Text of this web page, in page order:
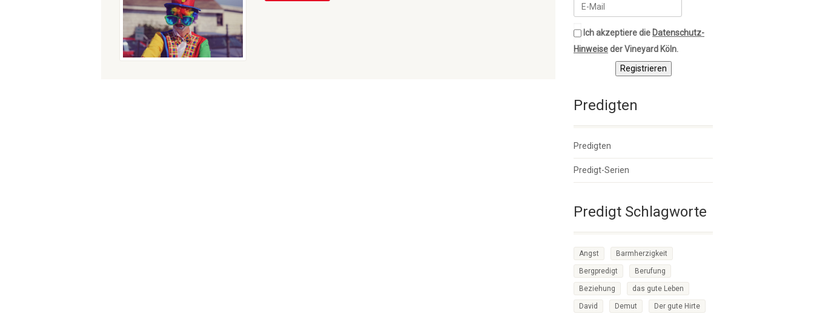
Ich akzeptiere die Datenschutz-
Hinweiseder Vineyard Köln.
Registrieren
Predigten
Predigten
Predigt-Serien
Predigt Schlagworte
Angst Barmherzigkeit
Bergpredigt Berufung
Beziehung das gute Leben
David Demut Der gute Hirte